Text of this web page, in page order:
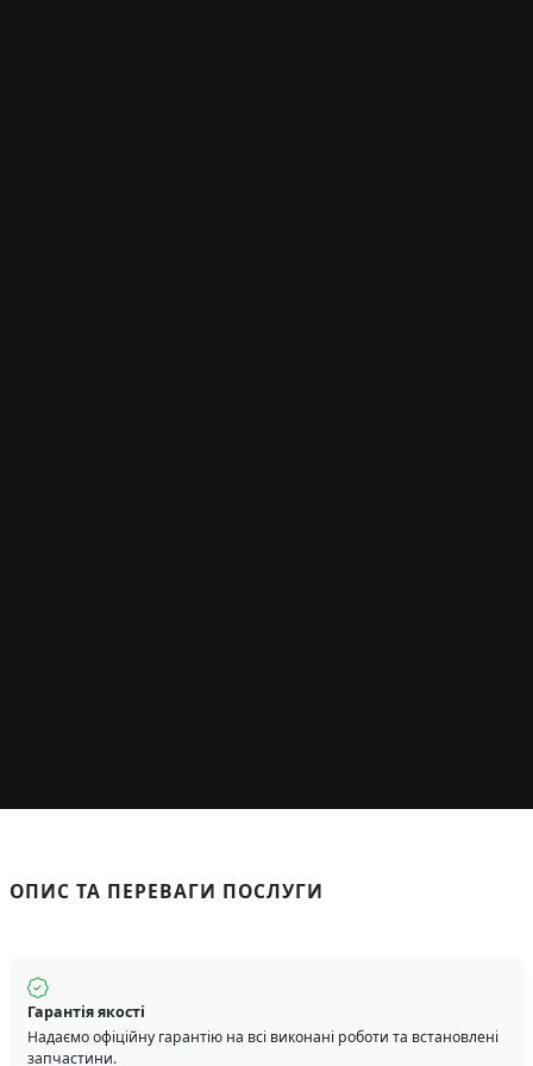
ОПИС ТА ПЕРЕВАГИ ПОСЛУГИ
Гарантія якості
Надаємо офіційну гарантію на всі виконані роботи та встановлені
запчастини.